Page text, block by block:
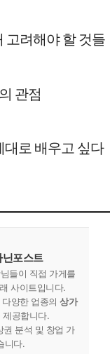
고려해야 할 것들
관점
로 배우고 싶다
닌포스트
들이 직접 가게를
사이트입니다.
다양한 업종의상가
제공합니다.
권 분석 및 창업 가
니다.